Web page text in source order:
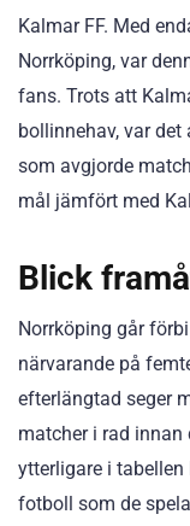
Kalmar FF. Med
Norrköping, var
fans. Trots att
bollinnehav, var
som avgjorde
mål jämfört med
Blick
Norrköping går
närvarande på
efterlängtad seger
matcher i rad innan
ytterligare i
fotboll som de